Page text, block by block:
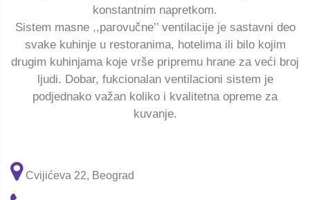
konstantnim napretkom.
Sistem masne ,,parovučne’’ ventilacije je sastavni deo
svake kuhinje u restoranima, hotelima ili bilo kojim
drugim kuhinjama koje vrše pripremu hrane za veći broj
ljudi. Dobar, fukcionalan ventilacioni sistem je
podjednako važan koliko i kvalitetna opreme za
kuvanje.
Cvijićeva 22, Beograd